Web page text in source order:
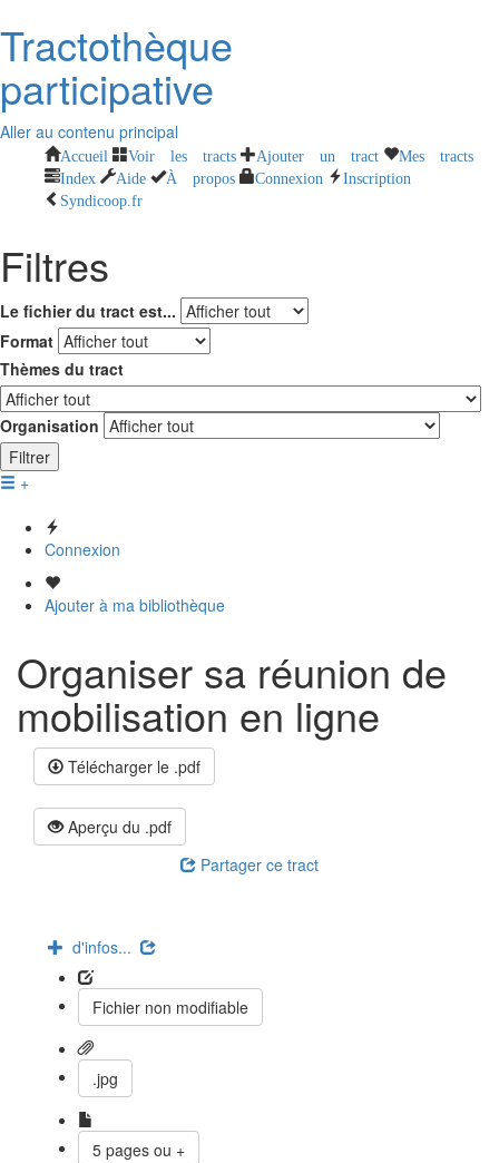
Tractothèque
participative
Aller au contenu principal
Accueil Voir les tracts Ajouter un tract
Mes tracts
Index
Aide À propos Connexion
Inscription
Syndicoop.fr
Filtres
Le fichier du tract est...
Format
Thèmes du tract
Organisation
Filtrer
+
Connexion
Ajouter à ma bibliothèque
Organiser sa réunion de
mobilisation en ligne
Télécharger le .pdf
Aperçu du .pdf
Partager ce tract
d'infos...
Fichier non modifiable
.jpg
5 pages ou +